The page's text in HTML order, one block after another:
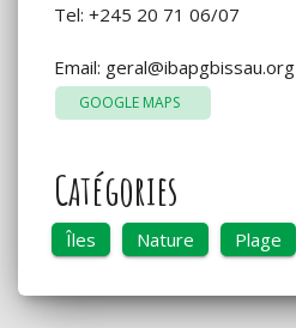
Tel: +245 20 71 06/07
Email: geral@ibapgbissau.org
GOOGLE MAPS
Catégories
Îles Nature Plage